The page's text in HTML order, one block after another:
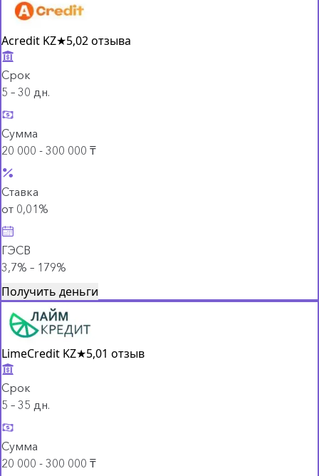
Acredit KZ★5,02 отзыва
Срок
5 – 30 дн.
Сумма
20 000 - 300 000 ₸
Ставка
от 0,01%
ГЭСВ
3,7% – 179%
Получить деньги
LimeCredit KZ★5,01 отзыв
Срок
5 – 35 дн.
Сумма
20 000 - 300 000 ₸